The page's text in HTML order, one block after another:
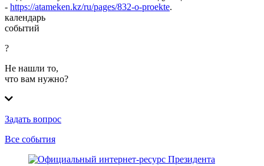
- https://atameken.kz/ru/pages/832-o-proekte.
календарь
событий
?
Не нашли то,
что вам нужно?
Задать вопрос
Все события